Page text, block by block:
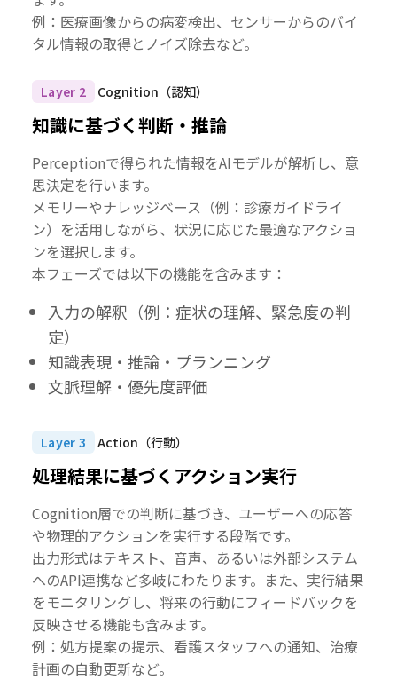
例：医療画像からの病変検出、センサーからのバイ
タル情報の取得とノイズ除去など。
Layer 2 Cognition（認知）
知識に基づく判断・推論
Perceptionで得られた情報をAIモデルが解析し、意
思決定を行います。
メモリーやナレッジベース（例：診療ガイドライ
ン）を活用しながら、状況に応じた最適なアクショ
ンを選択します。
本フェーズでは以下の機能を含みます：
入力の解釈（例：症状の理解、緊急度の判
定）
知識表現・推論・プランニング
文脈理解・優先度評価
Layer 3 Action（行動）
処理結果に基づく アクション実行
Cognition層での判断に基づき、ユーザーへの応答
や物理的アクションを実行する段階です。
出力形式はテキスト、音声、あるいは外部システム
へのAPI連携など多岐にわたります。また、実行結果
をモニタリングし、将来の行動にフィードバックを
反映させる機能も含みます。
例：処方提案の提示、看護スタッフへの通知、治療
計画の自動更新など。